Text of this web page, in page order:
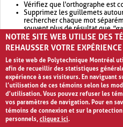
Vérifiez que l'orthographe est
Supprimez les guillemets
rechercher chaque mot
souvent plus de résultat que
Envisagez d'élargir votre
retournera souvent plus de
NOTRE SITE WEB UTILISE DES
REHAUSSER VOTRE
Le site web de Polytechnique Montréal
afin de recueillir des statistiques
expérience à ses visiteurs. En naviguant
l’utilisation de ces témoins selon les
d’utilisation. Vous pouvez refuser les
vos paramètres de navigation. Pour en
témoins de connexion et sur la
personnels,cliquez ici.